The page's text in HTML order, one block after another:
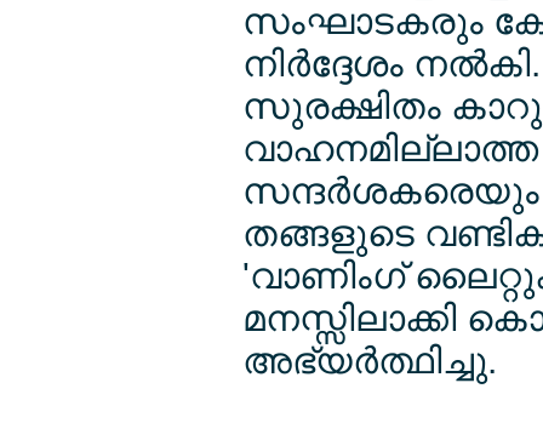
സംഘാടകരും
നിര്‍ദ്ദേശം
സുരക്ഷിതം
തങ്ങളുടെ
'വാണിംഗ്
മനസ്സിലാക്കി
അഭ്യര്‍ത്ഥിച്ചു.